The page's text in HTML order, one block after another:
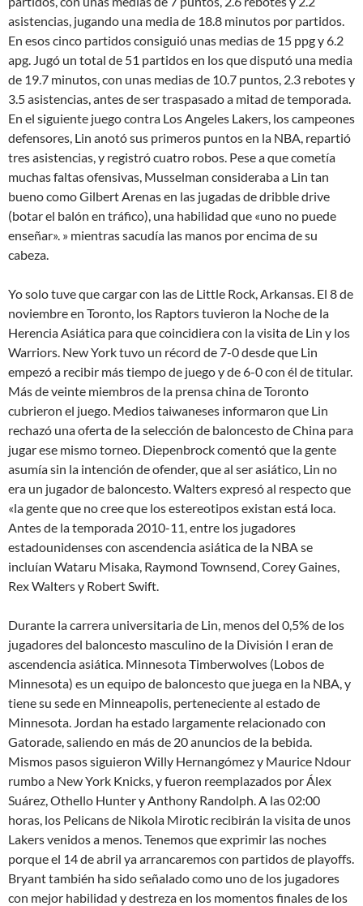
asistencias, jugando una media de 18.8 minutos por partidos.
En esos cinco partidos consiguió unas medias de 15 ppg y 6.2
apg. Jugó un total de 51 partidos en los que disputó una media
de 19.7 minutos, con unas medias de 10.7 puntos, 2.3 rebotes y
3.5 asistencias, antes de ser traspasado a mitad de temporada.
En el siguiente juego contra Los Angeles Lakers, los campeones
defensores, Lin anotó sus primeros puntos en la NBA, repartió
tres asistencias, y registró cuatro robos. Pese a que cometía
muchas faltas ofensivas, Musselman consideraba a Lin tan
bueno como Gilbert Arenas en las jugadas de dribble drive
(botar el balón en tráfico), una habilidad que «uno no puede
enseñar». » mientras sacudía las manos por encima de su
cabeza.
Yo solo tuve que cargar con las de Little Rock, Arkansas. El 8 de
noviembre en Toronto, los Raptors tuvieron la Noche de la
Herencia Asiática para que coincidiera con la visita de Lin y los
Warriors. New York tuvo un récord de 7-0 desde que Lin
empezó a recibir más tiempo de juego y de 6-0 con él de titular.
Más de veinte miembros de la prensa china de Toronto
cubrieron el juego. Medios taiwaneses informaron que Lin
rechazó una oferta de la selección de baloncesto de China para
jugar ese mismo torneo. Diepenbrock comentó que la gente
asumía sin la intención de ofender, que al ser asiático, Lin no
era un jugador de baloncesto. Walters expresó al respecto que
«la gente que no cree que los estereotipos existan está loca.
Antes de la temporada 2010-11, entre los jugadores
estadounidenses con ascendencia asiática de la NBA se
incluían Wataru Misaka, Raymond Townsend, Corey Gaines,
Rex Walters y Robert Swift.
Durante la carrera universitaria de Lin, menos del 0,5% de los
jugadores del baloncesto masculino de la División I eran de
ascendencia asiática. Minnesota Timberwolves (Lobos de
Minnesota) es un equipo de baloncesto que juega en la NBA, y
tiene su sede en Minneapolis, perteneciente al estado de
Minnesota. Jordan ha estado largamente relacionado con
Gatorade, saliendo en más de 20 anuncios de la bebida.
Mismos pasos siguieron Willy Hernangómez y Maurice Ndour
rumbo a New York Knicks, y fueron reemplazados por Álex
Suárez, Othello Hunter y Anthony Randolph. A las 02:00
horas, los Pelicans de Nikola Mirotic recibirán la visita de unos
Lakers venidos a menos. Tenemos que exprimir las noches
porque el 14 de abril ya arrancaremos con partidos de playoffs.
Bryant también ha sido señalado como uno de los jugadores
con mejor habilidad y destreza en los momentos finales de los